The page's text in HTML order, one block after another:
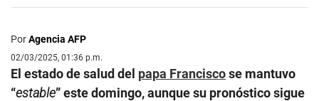
PorAgencia AFP
02/03/2025, 01:36 p.m.
El estado de salud del papa Franciscose mantuvo
“estable” este domingo, aunque su pronóstico sigue